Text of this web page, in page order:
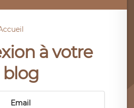
à votre
blog
Email